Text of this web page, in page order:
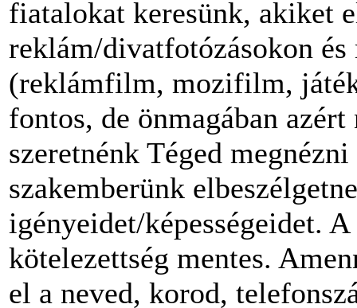
fiatalokat keresünk, akiket
reklám/divatfotózásokon
(reklámfilm, mozifilm,
fontos, de önmagában
szeretnénk Téged
szakemberünk
igényeidet/képességeidet.
kötelezettség mentes.
el a neved, korod,